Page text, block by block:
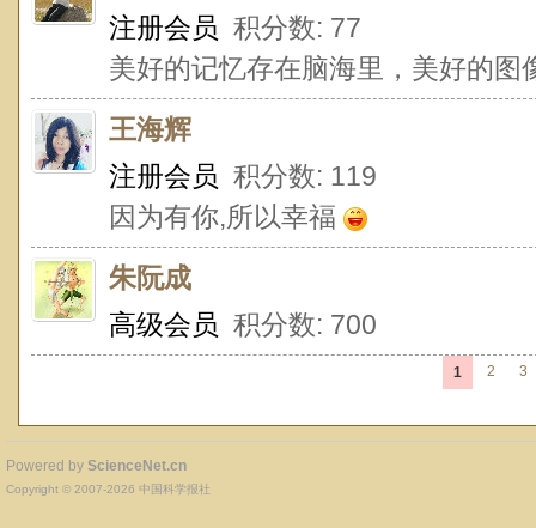
注册会员 积分数: 77
美好的记忆存在脑海里，美好的
王海辉
注册会员 积分数: 119
因为有你,所以幸福
朱阮成
高级会员 积分数: 700
1 2 3
Powered by ScienceNet.cn
Copyright © 2007-2026 中国科学报社